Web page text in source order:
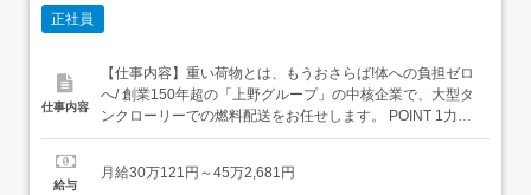
正社員
仕事内容
【仕事内容】重い荷物とは、もうおさらば!体への負担ゼロ
へ/ 創業150年超の「上野グループ」の中核企業で、大型タ
ンクローリーでの燃料配送をお任せします。 POINT 1力仕
事なし:液体輸送なので手積み・手卸しゼロ。2毎日お家に
る!3安全第一の評価制度:最新の安全装置を全車完備4借り
給与
月給30万121円～45万2,681円